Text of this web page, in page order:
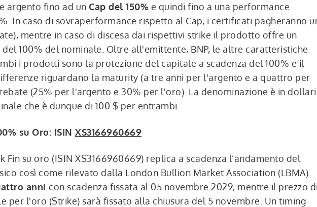
argento fino ad un Cap del 150% e quindi fino a una performance
In caso di sovraperformance rispetto al Cap, i certificati pagheranno
mentre in caso di discesa dai rispettivi strike il prodotto offre un
100% del nominale. Oltre all'emittente, BNP, le altre caratteristiche
i prodotti sono la protezione del capitale a scadenza del 100% e il
riguardano la maturity (a tre anni per l'argento e a quattro per
(25% per l'argento e 30% per l'oro). La denominazione è in
che è dunque di 100 $ per entrambi.
su Oro: ISIN XS3166960669
Fin su oro (ISIN XS3166960669) replica a scadenza l’andamento del
così come rilevato dalla London Bullion Market Association (LBMA).
anni con scadenza fissata al 05 novembre 2029, mentre il prezzo
per l'oro (Strike) sarà fissato alla chiusura del 5 novembre. Un timing